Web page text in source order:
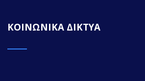
ΚΟΙΝΩΝΙΚΑ ΔΙΚΤΥΑ